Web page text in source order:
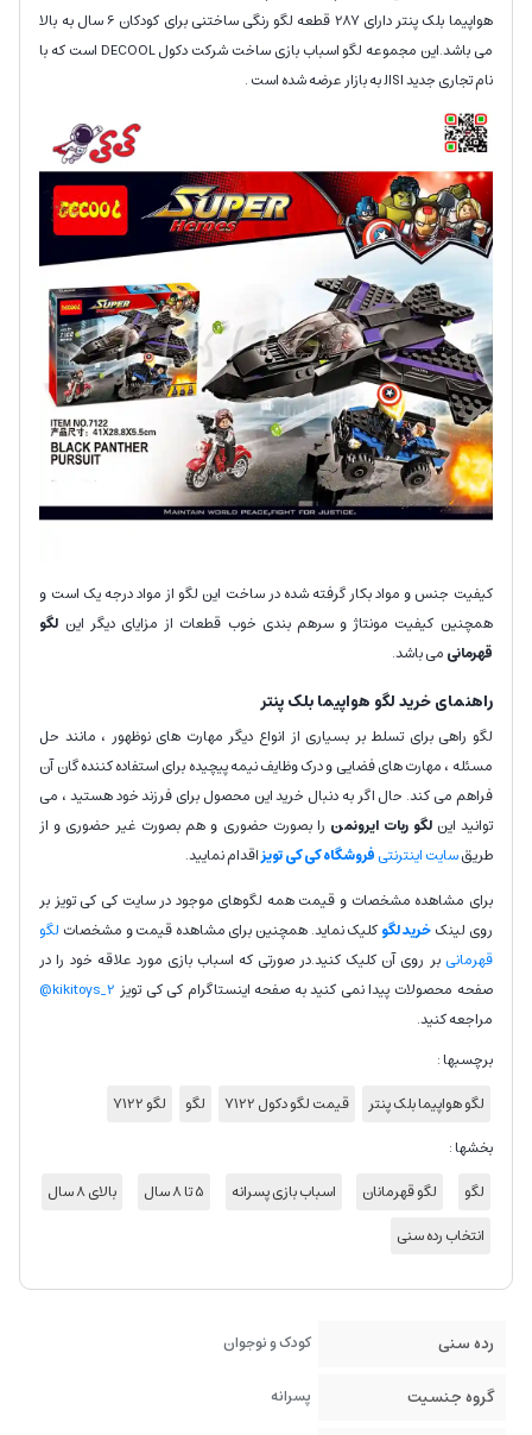
هواپیما بلک پنتر دارای 287 قطعه لگو رنگی ساختنی برای کودکان 6 سال به بالا
می باشد.این مجموعه لگو اسباب بازی ساخت شرکت دکول DECOOL است که با
نام تجاری جدید JISI به بازار عرضه شده است .
کیفیت جنس و مواد بکار گرفته شده در ساخت این لگو از مواد درجه یک است و
همچنین کیفیت مونتاژ و سرهم بندی خوب قطعات از مزایای دیگر این لگو
قهرمانیمی باشد.
راهنمای خرید لگو هواپیما بلک پنتر
لگو راهی برای تسلط بر بسیاری از انواع دیگر مهارت های نوظهور ، مانند حل
مسئله ، مهارت های فضایی و درک وظایف نیمه پیچیده برای استفاده کننده گان آن
فراهم می کند. حال اگر به دنبال خرید این محصول برای فرزند خود هستید ، می
توانید اینلگو ربات ایرونمن را بصورت حضوری و هم بصورت غیر حضوری و از
طریقسایت اینترنتیفروشگاه کی کی تویزاقدام نمایید.
برای مشاهده مشخصات و قیمت همه لگوهای موجود در سایت کی کی تویز بر
روی لینکخرید لگوکلیک نماید. همچنین برای مشاهده قیمت و مشخصات لگو
قهرمانی بر روی آن کلیک کنید.در صورتی که اسباب بازی مورد علاقه خود را در
صفحه محصولات پیدا نمی کنید به صفحه اینستاگرام کی کی تویز kikitoys_2@
مراجعه کنید.
برچسبها :
لگو هواپیما بلک پنتر
قیمت لگو دکول 7122 لگو
لگو 7122
بخشها :
لگو
لگو قهرمانان اسباب بازی پسرانه 5 تا 8 سال
بالای 8 سال
انتخاب رده سنی
رده سنی کودک و نوجوان
گروه جنسیت پسرانه